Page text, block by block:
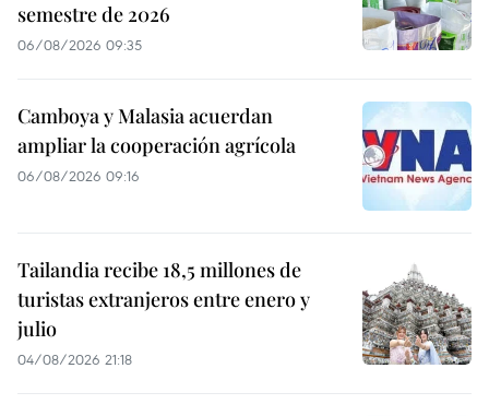
semestre de 2026
06/08/2026 09:35
Camboya y Malasia acuerdan
ampliar la cooperación agrícola
06/08/2026 09:16
Tailandia recibe 18,5 millones de
turistas extranjeros entre enero y
julio
04/08/2026 21:18